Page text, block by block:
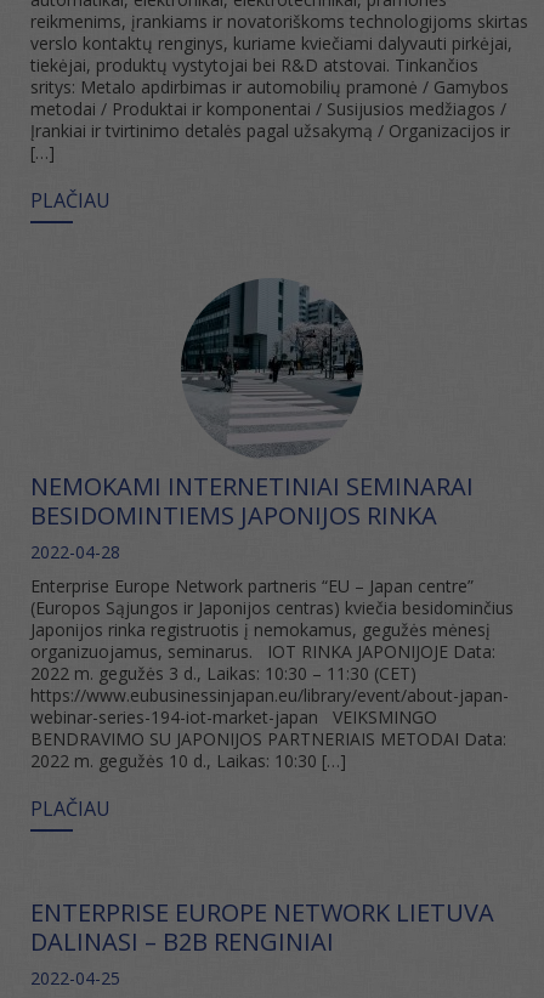
reikmenims, įrankiams ir novatoriškoms technologijoms skirtas
verslo kontaktų renginys, kuriame kviečiami dalyvauti pirkėjai,
tiekėjai, produktų vystytojai bei R&D atstovai. Tinkančios
sritys: Metalo apdirbimas ir automobilių pramonė / Gamybos
metodai / Produktai ir komponentai / Susijusios medžiagos /
Įrankiai ir tvirtinimo detalės pagal užsakymą / Organizacijos ir
[…]
PLAČIAU
NEMOKAMI INTERNETINIAI SEMINARAI
BESIDOMINTIEMS JAPONIJOS RINKA
2022-04-28
Enterprise Europe Network partneris “EU – Japan centre”
(Europos Sąjungos ir Japonijos centras) kviečia besidominčius
Japonijos rinka registruotis į nemokamus, gegužės mėnesį
organizuojamus, seminarus. IOT RINKA JAPONIJOJE Data:
2022 m. gegužės 3 d., Laikas: 10:30 – 11:30 (CET)
https://www.eubusinessinjapan.eu/library/event/about-japan-
webinar-series-194-iot-market-japan VEIKSMINGO
BENDRAVIMO SU JAPONIJOS PARTNERIAIS METODAI Data:
2022 m. gegužės 10 d., Laikas: 10:30 […]
PLAČIAU
ENTERPRISE EUROPE NETWORK LIETUVA
DALINASI – B2B RENGINIAI
2022-04-25